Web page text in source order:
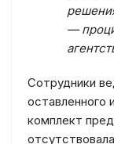
—
Сотрудники
оставленного
комплект